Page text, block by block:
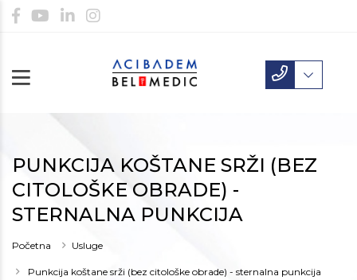
PUNKCIJA KOŠTANE SRŽI (BEZ
CITOLOŠKE OBRADE) -
STERNALNA PUNKCIJA
Početna Usluge
Punkcija koštane srži (bez citološke obrade) - sternalna punkcija